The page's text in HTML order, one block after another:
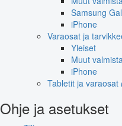
Samsung
iPhone
Varaosat ja
Yleiset
Muut
iPhone
Tabletit ja varaosat
Ohje ja asetukset